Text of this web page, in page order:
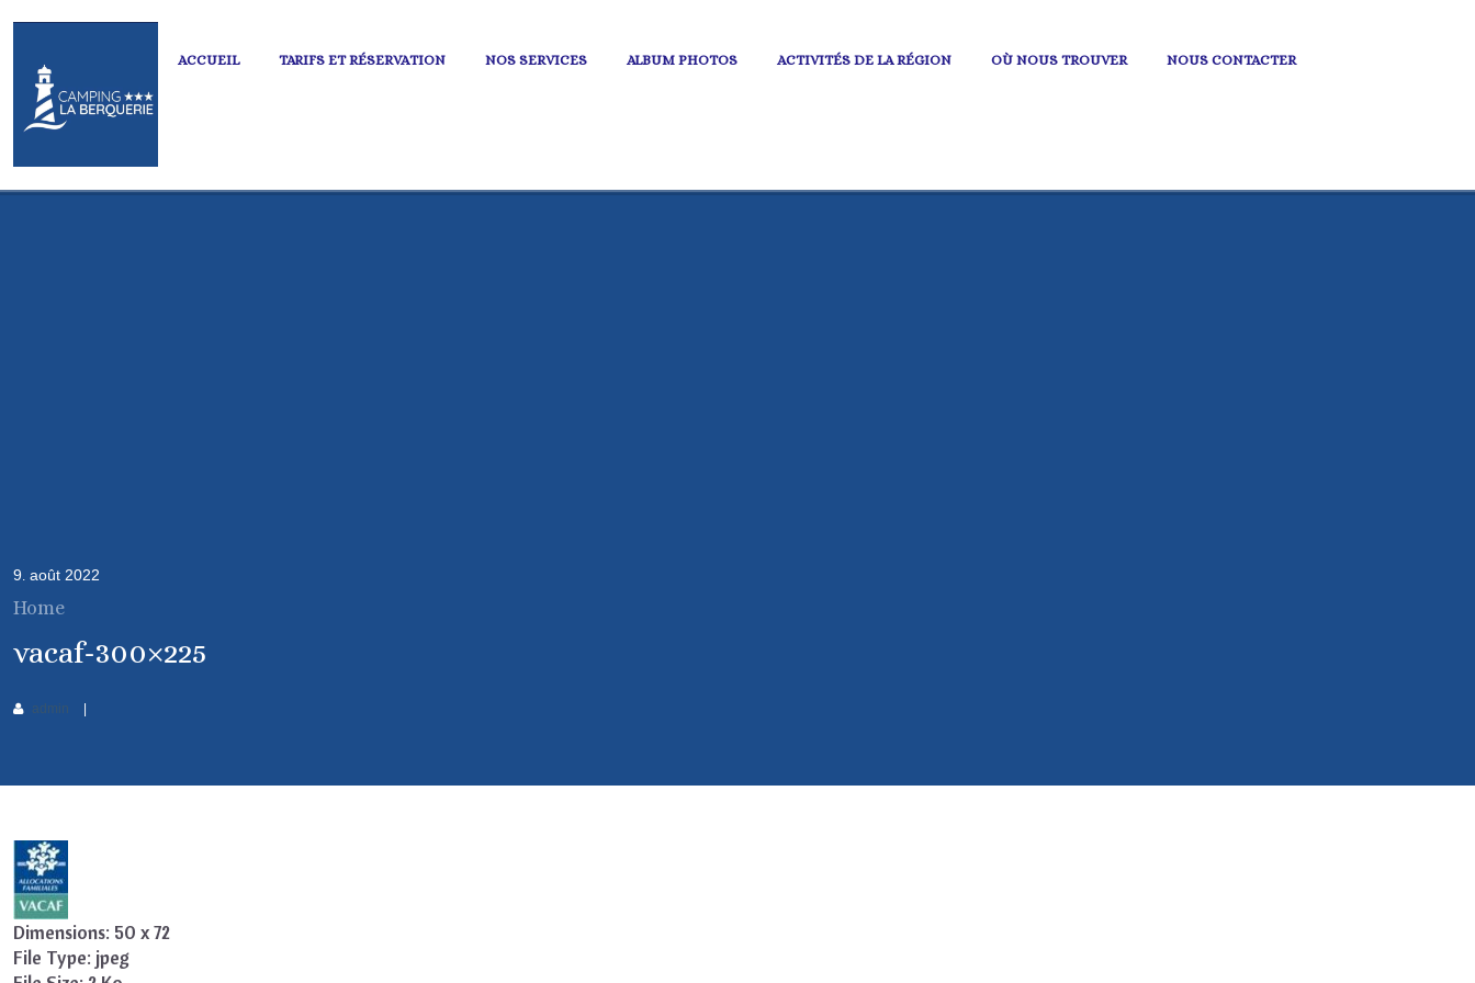
ACCUEIL TARIFS ET RÉSERVATION NOS SERVICES ALBUM PHOTOS ACTIVITÉS DE LA RÉGION OÙ NOUS TROUVER NOUS CONTACTER
9. août 2022
Home
vacaf-300×225
admin
Dimensions: 50 x 72
File Type: jpeg